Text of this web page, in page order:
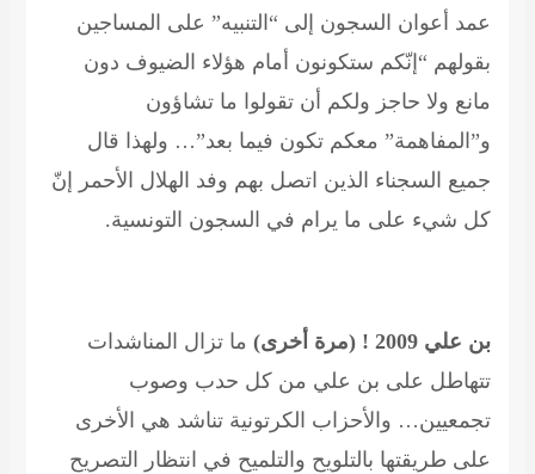
عمد أعوان السجون إلى “التنبيه” على المساجين
بقولهم “إنّكم ستكونون أمام هؤلاء الضيوف دون
مانع ولا حاجز ولكم أن تقولوا ما تشاؤون
و”المفاهمة” معكم تكون فيما بعد”… ولهذا قال
جميع السجناء الذين اتصل بهم وفد الهلال الأحمر إنّ
كل شيء على ما يرام في السجون التونسية.
بن علي 2009 ! (مرة أخرى)
ما تزال المناشدات
تتهاطل على بن علي من كل حدب وصوب
تجمعيين… والأحزاب الكرتونية تناشد هي الأخرى
على طريقتها بالتلويح والتلميح في انتظار التصريح